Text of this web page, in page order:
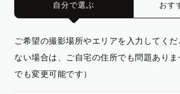
自分で選ぶ おす
ご希望の撮影場所やエリアを入力してく
ない場合は、ご自宅の住所でも問題あり
でも変更可能です）